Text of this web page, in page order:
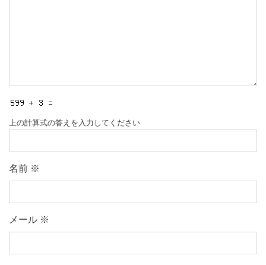
上の計算式の答えを入力してください
名前 ※
メール ※